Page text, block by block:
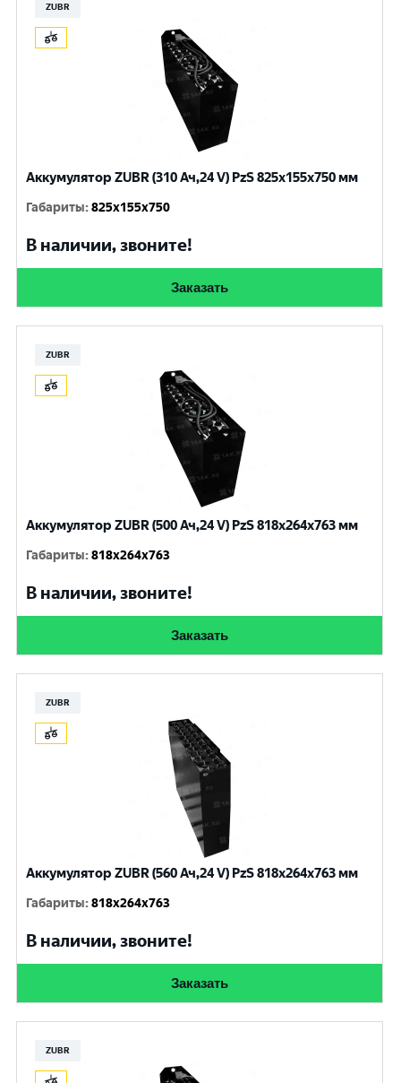
ZUBR
Аккумулятор ZUBR (310 Ач,24 V) PzS 825x155x750 мм
Габариты:825x155x750
В наличии, звоните!
Заказать
ZUBR
Аккумулятор ZUBR (500 Ач,24 V) PzS 818x264x763 мм
Габариты:818x264x763
В наличии, звоните!
Заказать
ZUBR
Аккумулятор ZUBR (560 Ач,24 V) PzS 818x264x763 мм
Габариты:818x264x763
В наличии, звоните!
Заказать
ZUBR